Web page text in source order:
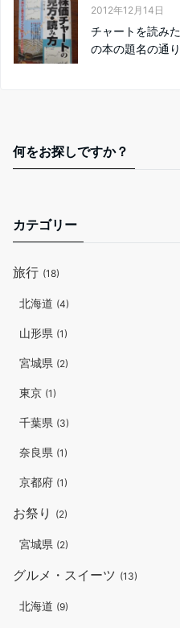
2012年12月14日
チャートを読み
の本の題名の通
何をお探しですか？
カテゴリー
旅行 (18)
北海道 (4)
山形県 (1)
宮城県 (2)
東京 (1)
千葉県 (3)
奈良県 (1)
京都府 (1)
お祭り (2)
宮城県 (2)
グルメ・スイーツ (13)
北海道 (9)